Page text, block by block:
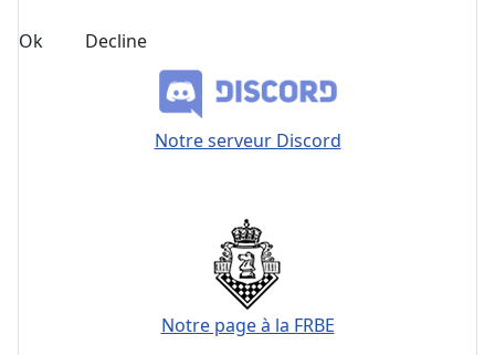
Notre serveur Discord
Notre page à la FRBE
Ok Decline